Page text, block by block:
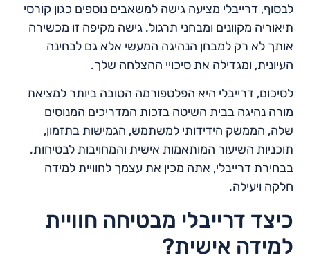
לבסוף, דרייבלי מציעה גישה למשאבים נוספים כגון קורסי
תיאוריה מקוונים ומבחני תרגול. גישה מקיפה זו מכשירה
אותך לא רק למבחן הנהיגה המעשי אלא גם לבחינה
העיונית, ומגדילה את סיכויי ההצלחה שלך.
לסיכום, דרייבלי היא הפלטפורמה הטובה ביותר למציאת
מורה נהיגה בבית השיטה בזכות המדריכים המנוסים
שלה, הממשק הידידותי למשתמש, הגמישות בתזמון,
תוכניות השיעור המותאמות אישית והמחויבות לבטיחות.
בבחירת דרייבלי, אתה מכין את עצמך לחוויית למידה
חלקה ויעילה.
כיצד דרייבלי מבטיחה חוויית
למידה אישית?